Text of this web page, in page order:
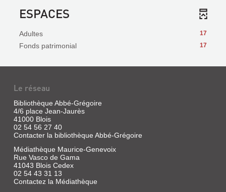
ESPACES
17
Adultes
17
Fonds patrimonial
Le réseau
Bibliothèque Abbé-Grégoire
4/6 place Jean-Jaurès
41000 Blois
02 54 56 27 40
Contacter la bibliothèque Abbé-Grégoire
Médiathèque Maurice-Genevoix
Rue Vasco de Gama
41043 Blois Cedex
02 54 43 31 13
Contactez la Médiathèque